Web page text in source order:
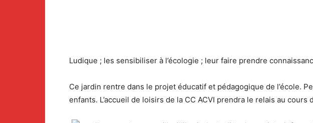
Ludique ; les sensibiliser à l’écologie ; leur faire prendre
Ce jardin rentre dans le projet éducatif et pédagogique de l’école.
enfants. L’accueil de loisirs de la CC ACVI prendra le relais au